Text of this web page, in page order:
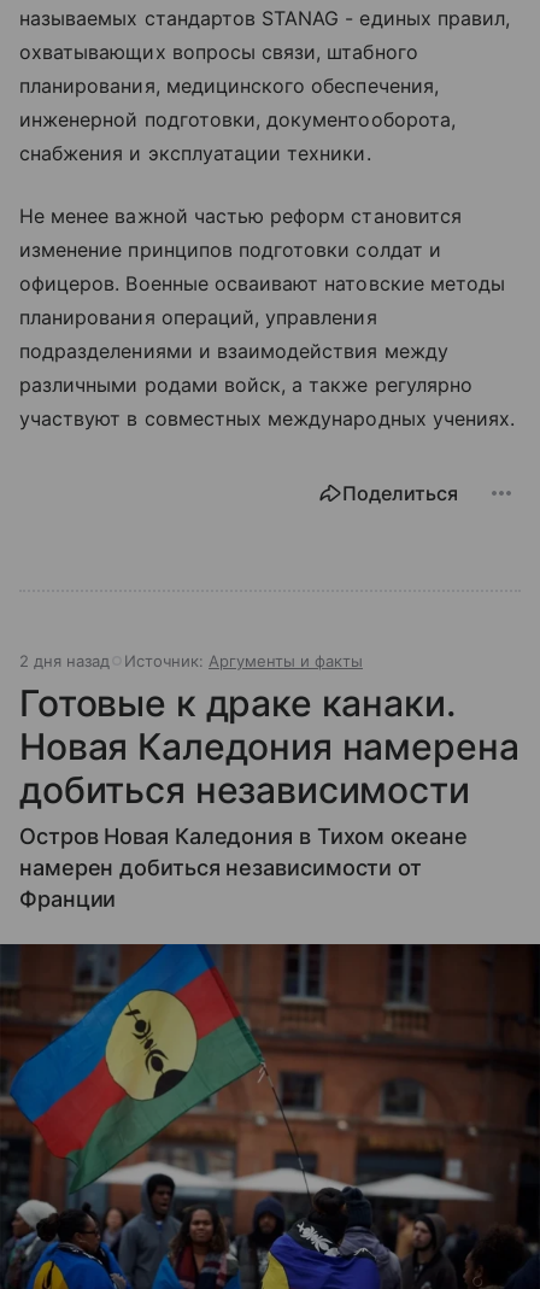
называемых стандартов STANAG - единых правил,
охватывающих вопросы связи, штабного
планирования, медицинского обеспечения,
инженерной подготовки, документооборота,
снабжения и эксплуатации техники.
Не менее важной частью реформ становится
изменение принципов подготовки солдат и
офицеров. Военные осваивают натовские методы
планирования операций, управления
подразделениями и взаимодействия между
различными родами войск, а также регулярно
участвуют в совместных международных учениях.
Поделиться
2 дня назад Источник: Аргументы и факты
Готовые к драке канаки.
Новая Каледония намерена
добиться независимости
Остров Новая Каледония в Тихом океане
намерен добиться независимости от
Франции